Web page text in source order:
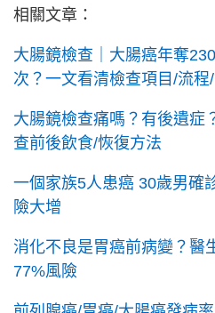
相關文章：
大腸鏡檢查｜大腸癌年奪
次？一文看清檢查項目/流程
大腸鏡檢查痛嗎？有後遺症
查前後飲食/恢復方法
一個家族5人患癌 30歲男確
險大增
消化不良是胃癌前病變？醫
77%風險